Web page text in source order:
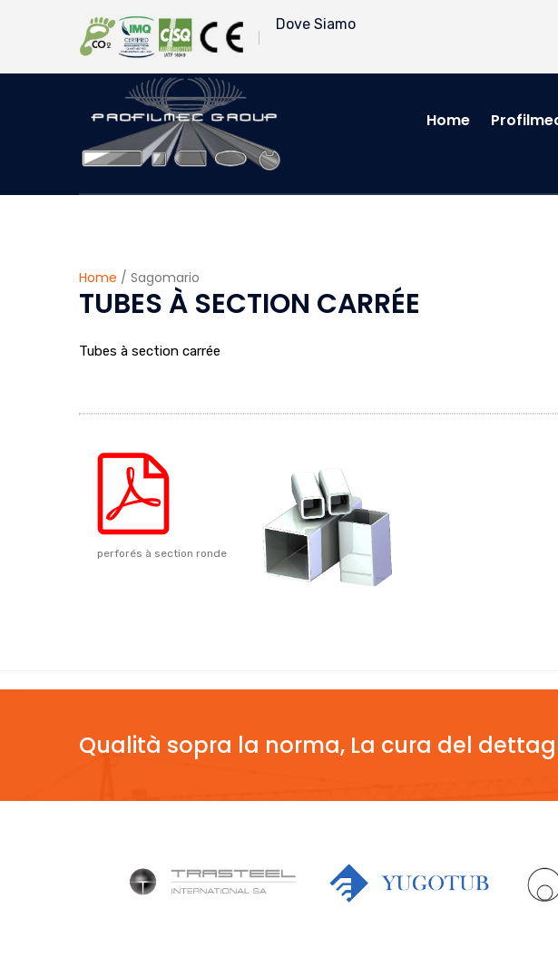
Dove Siamo
Home
Home / Sagomario
TUBES À SECTION CARRÉE
Tubes à section carrée
perforés à section ronde
Qualità sopra la norma, La cura del